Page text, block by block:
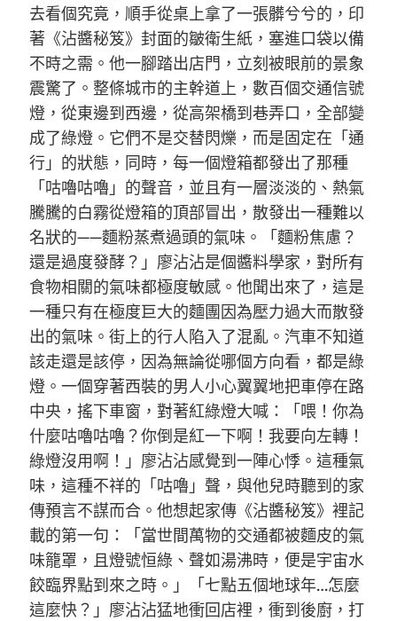
去看個究竟，順手從桌上拿了一張髒兮兮的，印
著《沾醬秘笈》封面的皺衛生紙，塞進口袋以備
不時之需。他一腳踏出店門，立刻被眼前的景象
震驚了。整條城市的主幹道上，數百個交通信號
燈，從東邊到西邊，從高架橋到巷弄口，全部變
成了綠燈。它們不是交替閃爍，而是固定在「通
行」的狀態，同時，每一個燈箱都發出了那種
「咕嚕咕嚕」的聲音，並且有一層淡淡的、熱氣
騰騰的白霧從燈箱的頂部冒出，散發出一種難以
名狀的——麵粉蒸煮過頭的氣味。「麵粉焦慮？
還是過度發酵？」廖沾沾是個醬料學家，對所有
食物相關的氣味都極度敏感。他聞出來了，這是
一種只有在極度巨大的麵團因為壓力過大而散發
出的氣味。街上的行人陷入了混亂。汽車不知道
該走還是該停，因為無論從哪個方向看，都是綠
燈。一個穿著西裝的男人小心翼翼地把車停在路
中央，搖下車窗，對著紅綠燈大喊：「喂！你為
什麼咕嚕咕嚕？你倒是紅一下啊！我要向左轉！
綠燈沒用啊！」廖沾沾感覺到一陣心悸。這種氣
味，這種不祥的「咕嚕」聲，與他兒時聽到的家
傳預言不謀而合。他想起家傳《沾醬秘笈》裡記
載的第一句：「當世間萬物的交通都被麵皮的氣
味籠罩，且燈號恒綠、聲如湯沸時，便是宇宙水
餃臨界點到來之時。」「七點五個地球年…怎麼
這麼快？」廖沾沾猛地衝回店裡，衝到後廚，打